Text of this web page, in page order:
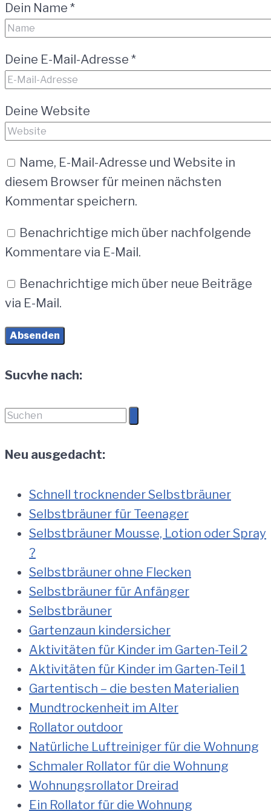
Dein Name *
Deine E-Mail-Adresse *
Deine Website
Name, E-Mail-Adresse und Website in
diesem Browser für meinen nächsten
Kommentar speichern.
Benachrichtige mich über nachfolgende
Kommentare via E-Mail.
Benachrichtige mich über neue Beiträge
via E-Mail.
Sucvhe nach:
Suchen
Neu ausgedacht:
Schnell trocknender Selbstbräuner
Selbstbräuner für Teenager
Selbstbräuner Mousse, Lotion oder Spray
?
Selbstbräuner ohne Flecken
Selbstbräuner für Anfänger
Selbstbräuner
Gartenzaun kindersicher
Aktivitäten für Kinder im Garten-Teil 2
Aktivitäten für Kinder im Garten-Teil 1
Gartentisch – die besten Materialien
Mundtrockenheit im Alter
Rollator outdoor
Natürliche Luftreiniger für die Wohnung
Schmaler Rollator für die Wohnung
Wohnungsrollator Dreirad
Ein Rollator für die Wohnung